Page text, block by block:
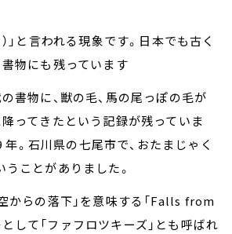
）」と言われる現象です。日本でも古く
物にも残っています
書物に、獣の毛、馬の尾っぽの毛が
ってきたという記録が残っていま
年。石川県の七尾市で、おたまじゃく
ことがありました。
からの落下」を意味する「Falls from
として「ファフロツキーズ」とも呼ばれ